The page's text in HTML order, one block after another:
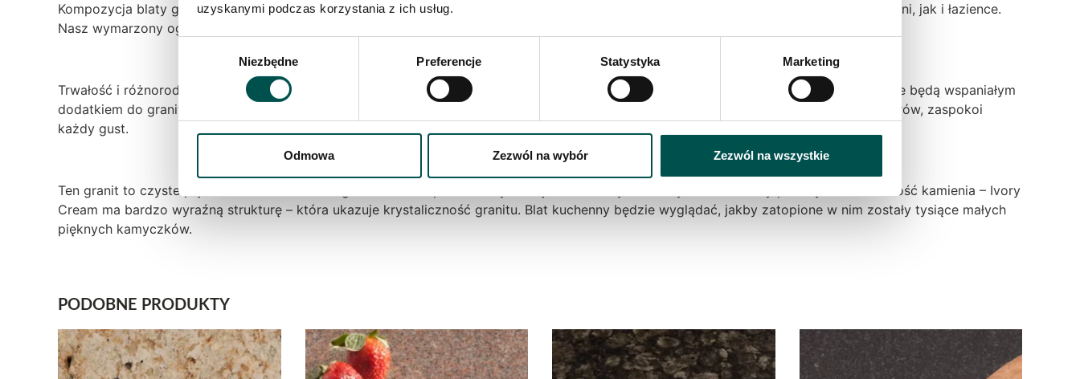
uzyskanymi podczas korzystania z ich usług.
Niezbędne Preferencje Statystyka Marketing
Odmowa Zezwól na wybór Zezwól na wszystkie
Kompozycja blaty granitowe – parapety granitowe, da fajny, zaskakujący efekt końcowy. Marmury granity świetnie sprawdzają się w kuchni, jak i łazience.
Nasz wymarzony ogród zimowy cudownie zaprezentuje się, gdy na podłodze położone zostaną płytki granitowe.
Trwałość i różnorodność kamienia, daje mu przewagę nad innymi materiałami. Nasza hurtownia proponuje m.in. płytki trawertynowe, które będą wspaniałym
dodatkiem do granitu. Blaty granitowe, wykonane z Indyjskich materiałów, wywołają uśmiech na waszych twarzach, a szeroki wybór kolorów, zaspokoi
każdy gust.
Ten granit to czyste piękno i idealnie dobrana gama kolorów przez samą naturę. Jeśli zależy wam aby blat kuchenny pokazywał naturalność kamienia – Ivory
Cream ma bardzo wyraźną strukturę – która ukazuje krystaliczność granitu. Blat kuchenny będzie wyglądać, jakby zatopione w nim zostały tysiące małych
pięknych kamyczków.
PODOBNE PRODUKTY